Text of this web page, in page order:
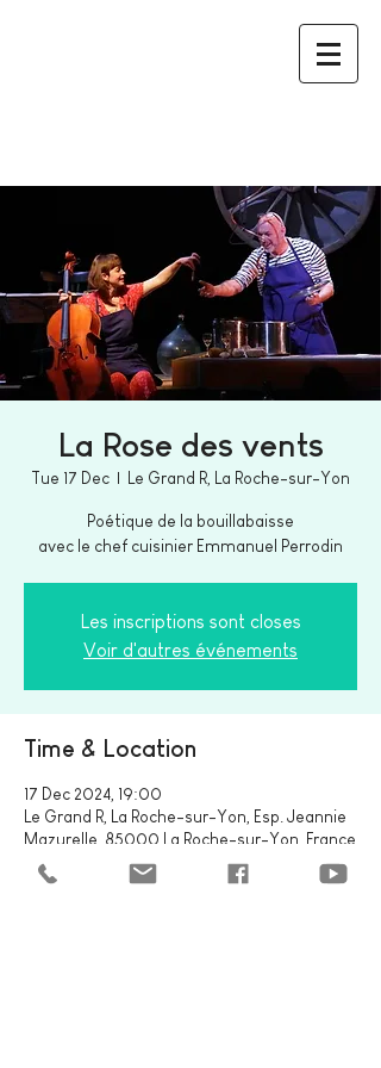
La Rose des vents
Tue 17 Dec
  |
Le Grand R, La Roche-sur-Yon
Poétique de la bouillabaisse
avec le chef cuisinier Emmanuel Perrodin
Les inscriptions sont closes
Voir d'autres événements
Time & Location
17 Dec 2024, 19:00
Le Grand R, La Roche-sur-Yon, Esp. Jeannie
Mazurelle, 85000 La Roche-sur-Yon, France